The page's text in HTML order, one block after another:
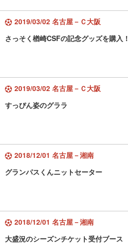
2019/03/02 名古屋－Ｃ大阪
さっそく楢崎CSFの記念グッズを購入！
2019/03/02 名古屋－Ｃ大阪
すっぴん姿のグララ
2018/12/01 名古屋－湘南
グランパスくんニットセーター
2018/12/01 名古屋－湘南
大盛況のシーズンチケット受付ブース